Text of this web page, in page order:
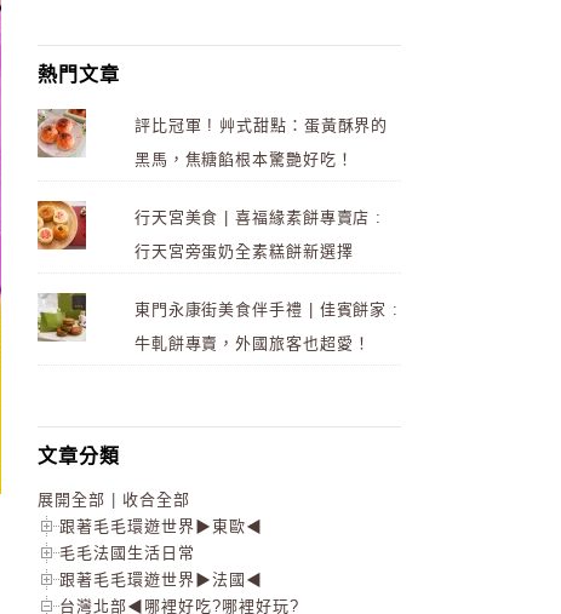
熱門文章
評比冠軍 ! 艸式甜點：蛋黃酥界的
黑馬，焦糖餡根本驚艷好吃！
行天宮美食 | 喜福緣素餅專賣店 :
行天宮旁蛋奶全素糕餅新選擇
東門永康街美食伴手禮 | 佳賓餅家 :
牛軋餅專賣，外國旅客也超愛！
文章分類
展開全部
收合全部
跟著毛毛環遊世界▶東歐◀
毛毛法國生活日常
跟著毛毛環遊世界▶法國◀
台灣北部◀哪裡好吃?哪裡好玩?